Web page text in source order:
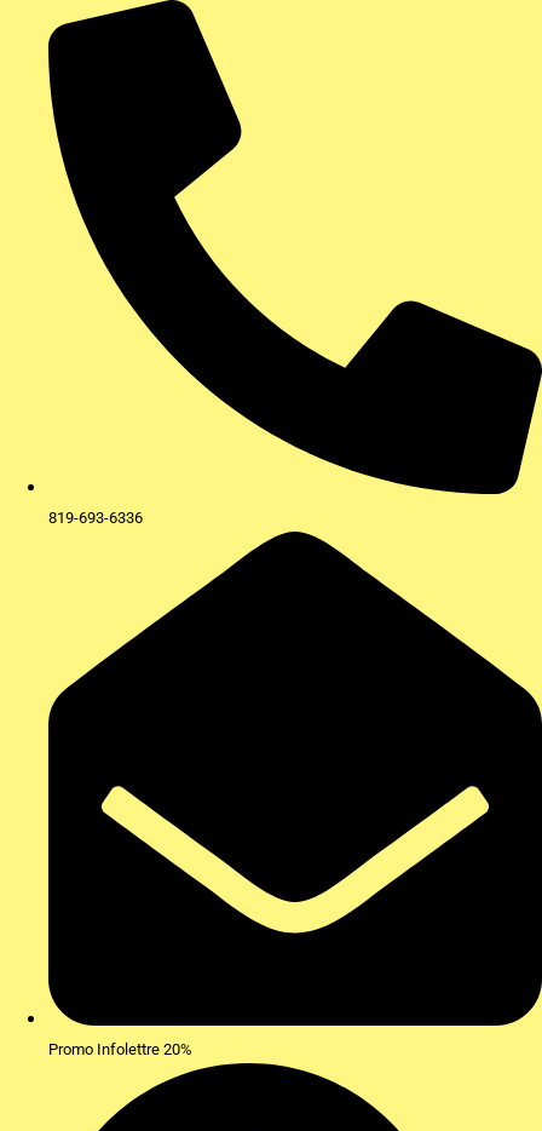
contenu
819-693-6336
Promo Infolettre 20%